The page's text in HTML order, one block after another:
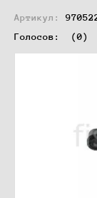
Артикул:
Голосов: (0)